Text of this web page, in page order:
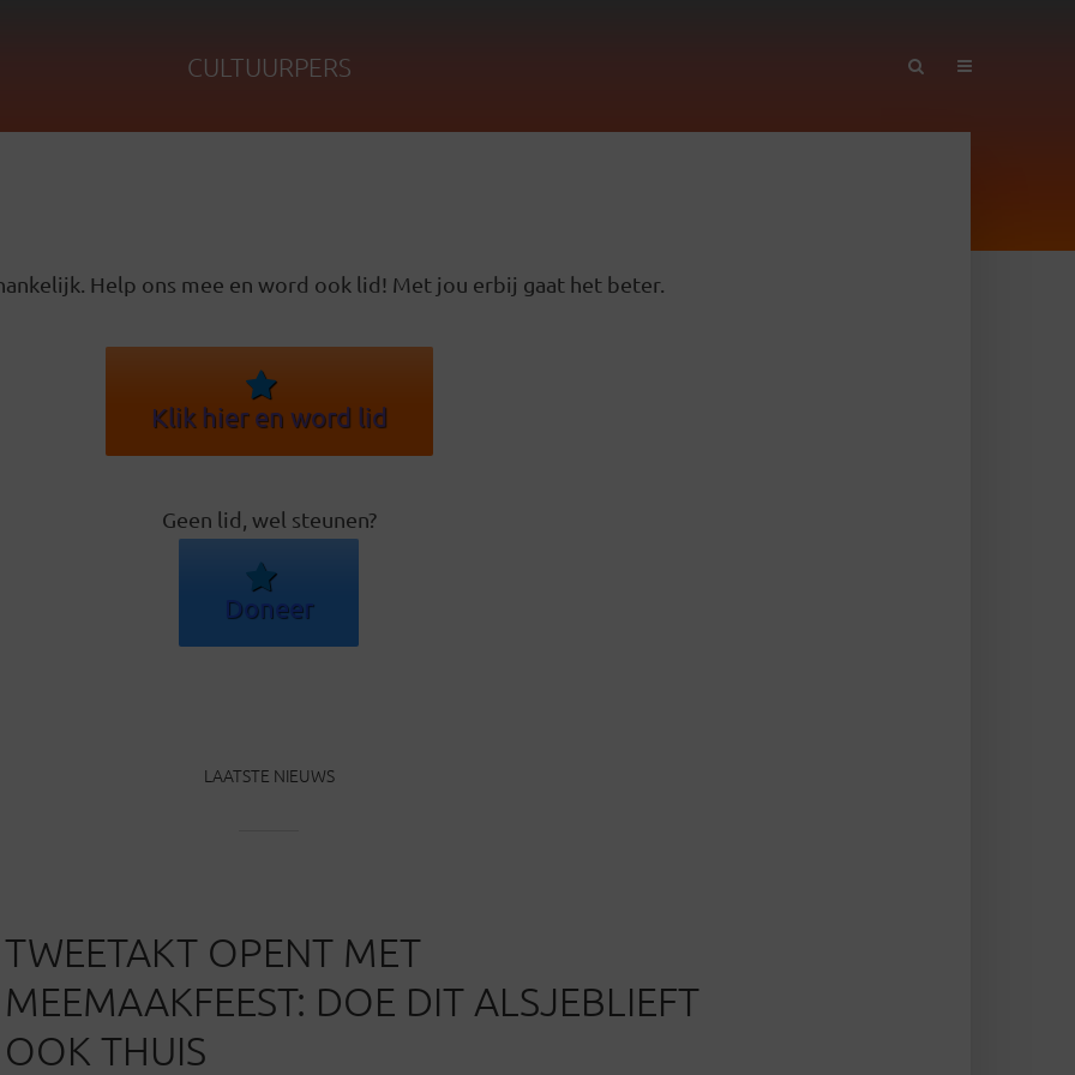
CULTUURPERS
Help ons mee en word ook lid! Met jou erbij gaat het beter.
Klik hier en word lid
Geen lid, wel steunen?
Doneer
LAATSTE NIEUWS
TWEETAKT OPENT MET
MEEMAAKFEEST: DOE DIT ALSJEBLIEFT
OOK THUIS